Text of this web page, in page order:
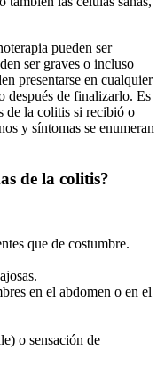
pueden ser
ser graves o incluso
presentarse en cualquier
después de finalizarlo. Es
de la colitis si recibió o
y síntomas se enumeran
de la colitis?
que de costumbre.
en el abdomen o en el
o sensación de